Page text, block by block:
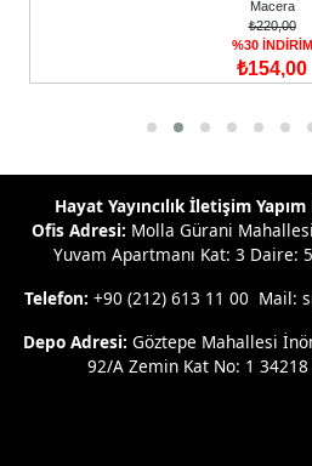
Macera
₺220,00
%30 İNDİRİM
₺154,00
Hayat Yayıncılık İletişim
Ofis Adresi: Molla Gürani
Yuvam Apartmanı Kat: 3 Daire:
Telefon: +90 (212) 613 11 00 Mail:
Depo Adresi: Göztepe Mahallesi
92/A Zemin Kat No: 1